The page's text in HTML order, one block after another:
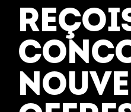
Abonnements
Essais
Entrainement